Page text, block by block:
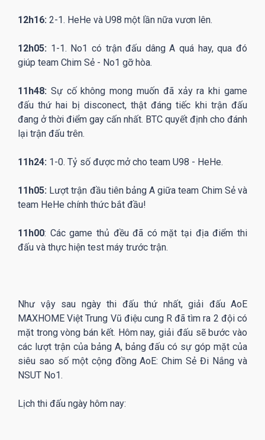
12h16: 2-1. HeHe và U98 một lần nữa vươn lên.
12h05: 1-1. No1 có trận đấu dâng A quá hay, qua đó
giúp team Chim Sẻ - No1 gỡ hòa.
11h48: Sự cố không mong muốn đã xảy ra khi game
đấu thứ hai bị disconect, thật đáng tiếc khi trận đấu
đang ở thời điểm gay cấn nhất. BTC quyết định cho đánh
lại trận đấu trên.
11h24: 1-0. Tỷ số được mở cho team U98 - HeHe.
11h05: Lượt trận đầu tiên bảng A giữa team Chim Sẻ và
team HeHe chính thức bắt đầu!
11h00: Các game thủ đều đã có mặt tại địa điểm thi
đấu và thực hiện test máy trước trận.
Như vậy sau ngày thi đấu thứ nhất, giải đấu AoE
MAXHOME Việt Trung Vũ điệu cung R đã tìm ra 2 đội có
mặt trong vòng bán kết. Hôm nay, giải đấu sẽ bước vào
các lượt trận của bảng A, bảng đấu có sự góp mặt của
siêu sao số một cộng đồng AoE: Chim Sẻ Đi Nắng và
NSUT No1.
Lịch thi đấu ngày hôm nay: